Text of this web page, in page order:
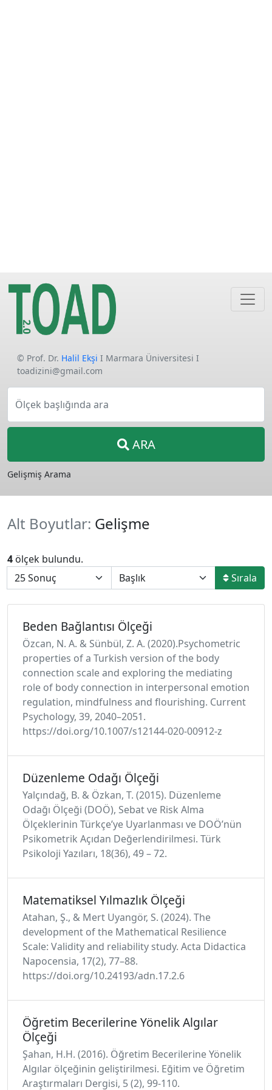
© Prof. Dr. Halil Ekşi I Marmara Üniversitesi I
toadizini@gmail.com
Ölçek başlığında ara
ARA
Gelişmiş Arama
Alt Boyutlar: Gelişme
4 ölçek bulundu.
Sırala
Beden Bağlantısı Ölçeği
Özcan, N. A. & Sünbül, Z. A. (2020).Psychometric
properties of a Turkish version of the body
connection scale and exploring the mediating
role of body connection in interpersonal emotion
regulation, mindfulness and flourishing. Current
Psychology, 39, 2040–2051.
https://doi.org/10.1007/s12144-020-00912-z
Düzenleme Odağı Ölçeği
Yalçındağ, B. & Özkan, T. (2015). Düzenleme
Odağı Ölçeği (DOÖ), Sebat ve Risk Alma
Ölçeklerinin Türkçe’ye Uyarlanması ve DOÖ’nün
Psikometrik Açıdan Değerlendirilmesi. Türk
Psikoloji Yazıları, 18(36), 49 – 72.
Matematiksel Yılmazlık Ölçeği
Atahan, Ş., & Mert Uyangör, S. (2024). The
development of the Mathematical Resilience
Scale: Validity and reliability study. Acta Didactica
Napocensia, 17(2), 77–88.
https://doi.org/10.24193/adn.17.2.6
Öğretim Becerilerine Yönelik Algılar
Ölçeği
Şahan, H.H. (2016). Öğretim Becerilerine Yönelik
Algılar ölçeğinin geliştirilmesi. Eğitim ve Öğretim
Araştırmaları Dergisi, 5 (2), 99-110.